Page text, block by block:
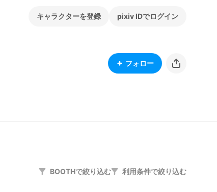
キャラクターを登録 pixiv IDでログイン
フォロー
BOOTHで絞り込む 利用条件で絞り込む